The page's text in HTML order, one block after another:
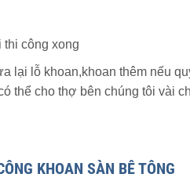
công xong
lại lỗ khoan,khoan thêm nếu
thể cho thợ bên chúng tôi vài
KHOAN SÀN BÊ TÔNG